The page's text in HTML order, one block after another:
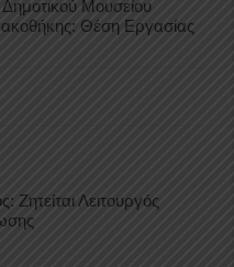
Μουσείου
Θέση Εργασίας
Ζητείται Λειτουργός